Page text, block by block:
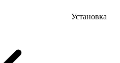
Установка